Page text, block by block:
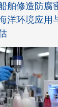
舶修造防腐
洋环境应用